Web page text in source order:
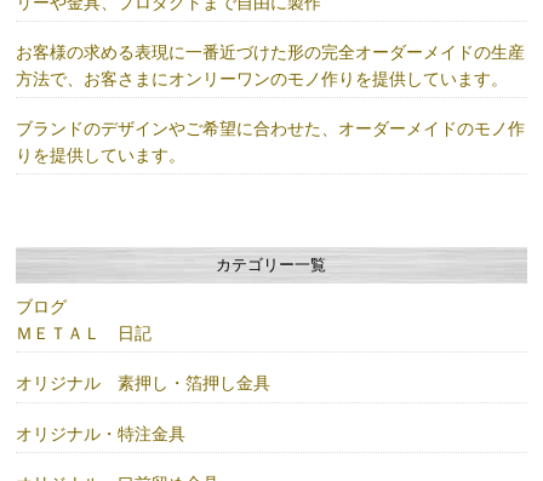
お客様の求める表現に一番近づけた形の完全オーダーメイドの生産
方法で、お客さまにオンリーワンのモノ作りを提供しています。
ブランドのデザインやご希望に合わせた、オーダーメイドのモノ作
りを提供しています。
カテゴリー一覧
ブログ
ＭＥＴＡＬ 日記
オリジナル 素押し・箔押し金具
オリジナル・特注金具